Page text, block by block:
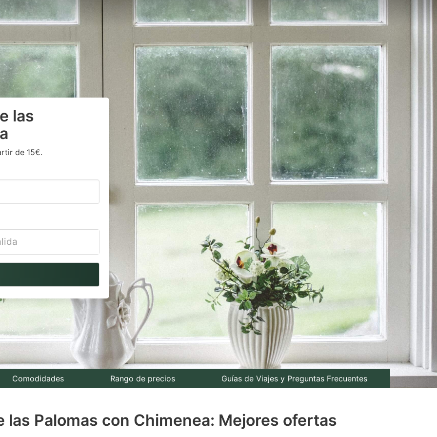
las
de 15€.
Comodidades Rango de precios Guías de Viajes y Preguntas Frecuentes
las Palomas con Chimenea: Mejores ofertas